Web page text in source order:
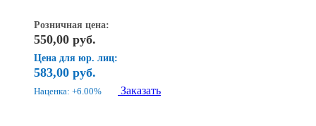
Розничная цена:
550,00 руб.
Цена для юр. лиц:
583,00 руб.
Наценка: +6.00% Заказать